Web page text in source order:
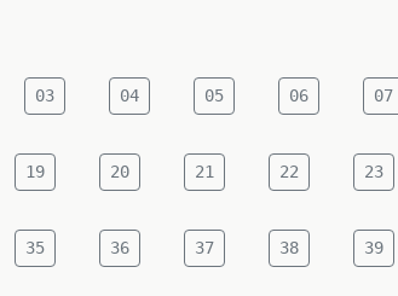
03 04 05 06 07
19 20 21 22 23
35 36 37 38 39